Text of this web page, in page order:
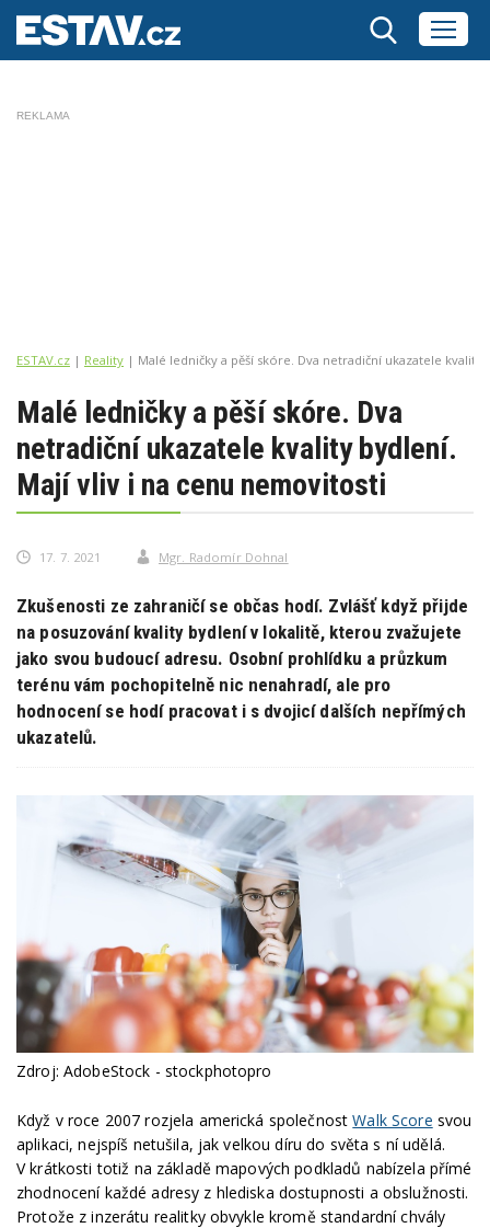
REKLAMA
ESTAV.cz Reality Malé ledničky a pěší skóre. Dva netradiční ukazatele
Malé ledničky a pěší skóre. Dva
netradiční ukazatele kvality bydlení.
Mají vliv i na cenu nemovitosti
17. 7. 2021 Mgr. Radomír Dohnal
Zkušenosti ze zahraničí se občas hodí. Zvlášť když přijde
na posuzování kvality bydlení v lokalitě, kterou zvažujete
jako svou budoucí adresu. Osobní prohlídku a průzkum
terénu vám pochopitelně nic nenahradí, ale pro
hodnocení se hodí pracovat i s dvojicí dalších nepřímých
ukazatelů.
Zdroj: AdobeStock - stockphotopro
Když v roce 2007 rozjela americká společnostWalk Score svou
aplikaci, nejspíš netušila, jak velkou díru do světa s ní udělá.
V krátkosti totiž na základě mapových podkladů nabízela přímé
zhodnocení každé adresy z hlediska dostupnosti a obslužnosti.
Protože z inzerátu realitky obvykle kromě standardní chvály